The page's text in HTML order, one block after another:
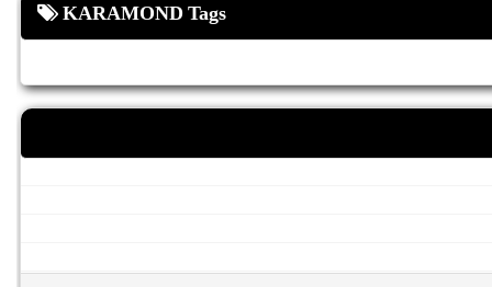
KARAMOND Tags